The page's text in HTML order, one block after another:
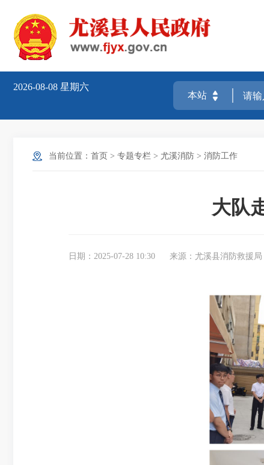
2026-08-08 星期六
当前位置： 首页 > 专题专栏 > 尤溪消防 > 消防工作
大队
日期：2025-07-28 10:30 来源：尤溪县消防救援局